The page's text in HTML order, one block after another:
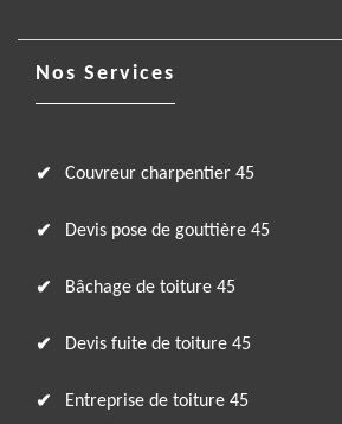
Nos Services
Couvreur charpentier 45
Devis pose de gouttière 45
Bâchage de toiture 45
Devis fuite de toiture 45
Entreprise de toiture 45